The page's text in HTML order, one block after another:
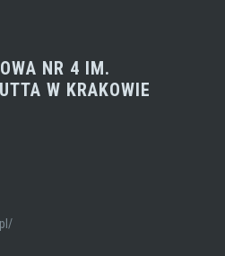
NR 4 IM.
W KRAKOWIE